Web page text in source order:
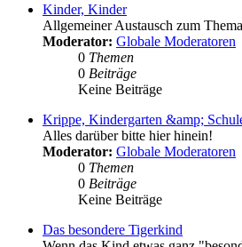
Kinder, Kinder
Allgemeiner Austausch zum
Moderator: Globale Moderatoren
0 Themen
0 Beiträge
Keine Beiträge
Krippe, Kindergarten &amp;
Alles darüber bitte hier hinein!
Moderator: Globale Moderatoren
0 Themen
0 Beiträge
Keine Beiträge
Das besondere Tigerkind